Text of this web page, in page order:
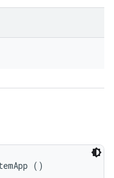
()